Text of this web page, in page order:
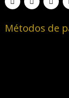
Métodos de